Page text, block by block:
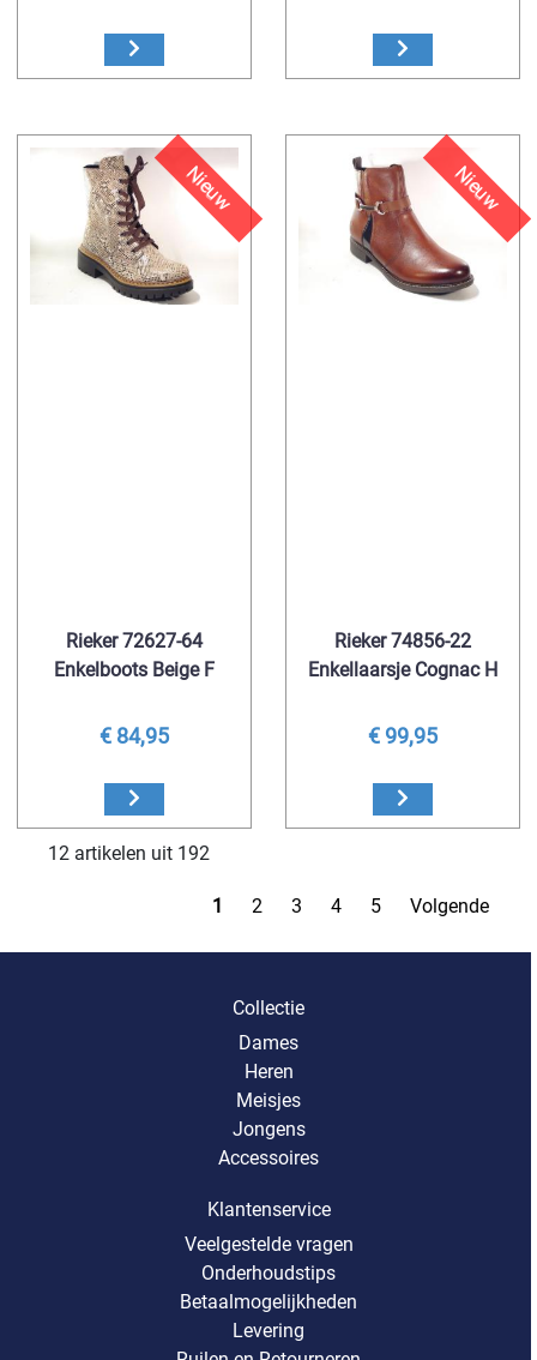
Nieuw
Rieker 72627-64
Enkelboots Beige F
€ 84,95
Nieuw
Rieker 74856-22
Enkellaarsje Cognac H
€ 99,95
12 artikelen uit 192
1 2 3 4 5 Volgende
Collectie
Dames
Heren
Meisjes
Jongens
Accessoires
Klantenservice
Veelgestelde vragen
Onderhoudstips
Betaalmogelijkheden
Levering